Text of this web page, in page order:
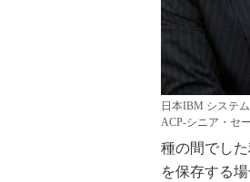
日本IBM システ
ACP-シニア・セ
種の間でし
を保存する